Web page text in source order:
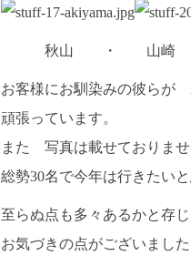
秋山 ・ 山崎
お客様にお馴染みの彼らが
頑張っています。
また 写真は載せておりま
総勢30名で今年は行きたいと
至らぬ点も多々あるかと存じ
お気づきの点がございまし